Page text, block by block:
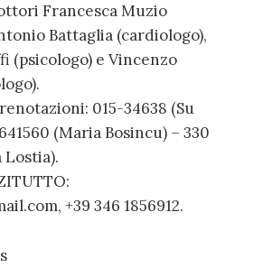
Francesca Muzio
Battaglia (cardiologo),
(psicologo) e Vincenzo
015-34638 (Su
(Maria Bosincu) – 330
Lostia).
+39 346 1856912.